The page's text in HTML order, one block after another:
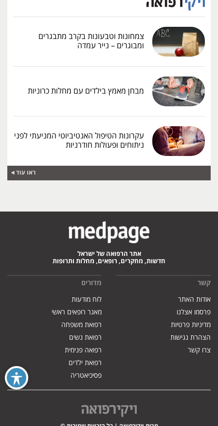
צמחונות וטבעונות בקרב מתבגרים
ומבוגרים – נייר עמדה
מבחן מאמץ בילדים עם מחלות כרוניות
עקרונות הטיפול האנטיביוטי המניעתי לפני
ניתוחים ופעולות חודרניות
ראו עוד
אתר הרפואה של ישראל
חדשות, מחקרים, רופאים, מחלות ותרופות
קשר
אודות האתר
פרסמו אצלנו
מדיניות פרטיות
הצהרת נגישות
צרו קשר
מדורים
לוח מודעות
מאגר רופאים ראשי
רפואת משפחה
רפואת נשים
רפואה פנימית
רפואת ילדים
פסיכיאטריה